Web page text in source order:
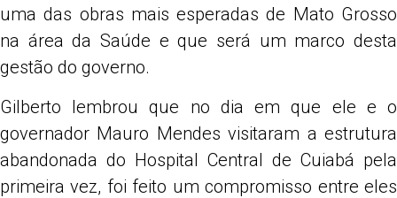
uma das obras mais esperadas de Mato Grosso
na área da Saúde e que será um marco desta
gestão do governo.
Gilberto lembrou que no dia em que ele e o
governador Mauro Mendes visitaram a estrutura
abandonada do Hospital Central de Cuiabá pela
primeira vez, foi feito um compromisso entre eles